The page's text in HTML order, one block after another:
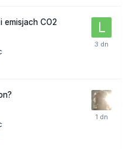
emisjach CO2